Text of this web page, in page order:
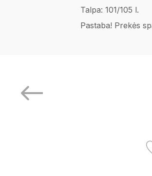
Talpa: 101/105 l.
Pastaba! Prekės